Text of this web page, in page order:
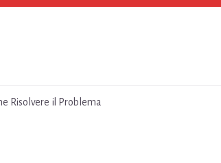
Risolvere il Problema​